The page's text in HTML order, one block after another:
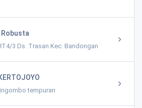
Robusta
3 Ds. Trasan Kec. Bandongan
tempuran